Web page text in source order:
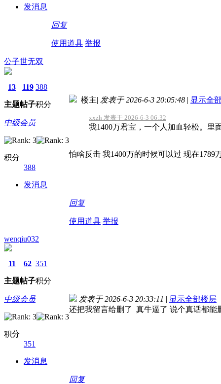
发消息
回复
使用道具 举报
公子世无双
13
主题
119
帖子
388
积分
中级会员
积分
388
发消息
楼主| 发表于 2026-6-3 20:05:48 | 显示全
xxzh 发表于 2026-6-3 06:32
我1400万君宝，一个人加血轻松。里
怕啥反击 我1400万的时候可以过 现在
回复
使用道具 举报
wenqiu032
11
主题
62
帖子
351
积分
中级会员
积分
351
发消息
发表于 2026-6-3 20:33:11 | 显示全部楼层
还把我留言给删了 真牛逼了 说个真话都能
回复